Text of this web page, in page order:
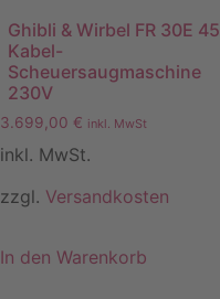
Ghibli & Wirbel FR 30E 45
Kabel-
Scheuersaugmaschine
230V
3.699,00 € inkl. MwSt
inkl. MwSt.
zzgl. Versandkosten
In den Warenkorb